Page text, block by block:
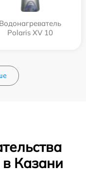
Водонагреватель
Polaris XV 10
в Казани